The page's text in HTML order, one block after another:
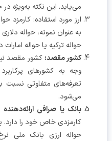
می‌یابد. این نکته به‌ویژه در
ارز مورد استفاده: کارمزد
به عنوان نمونه، حواله دلاری
حواله ترکیه یا حواله امارات
کشور مقصد:کشور مقصد نیز در
وجه به کشورهای پرکاربرد
تعرفه‌های متفاوتی نسبت به
می‌شود.
بانک یا صرافی ارائه‌دهنده
کارمزدی خاص خود را دارد. برای
حواله ارزی بانک ملی نرخ‌ها